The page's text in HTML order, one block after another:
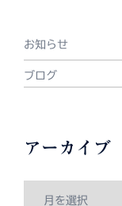
お知らせ
ブログ
アーカイブ